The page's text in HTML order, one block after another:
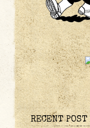
RECENT POST